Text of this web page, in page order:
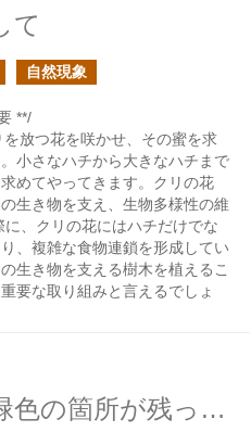
て
自然現象
**/
放つ花を咲かせ、その蜜を求
小さなハチから大きなハチまで
めてやってきます。クリの花
生き物を支え、生物多様性の維
、クリの花にはハチだけでな
、複雑な食物連鎖を形成してい
生き物を支える樹木を植えるこ
要な取り組みと言えるでしょ
クスノキの落葉は緑色の箇所が残った状態で起こってる